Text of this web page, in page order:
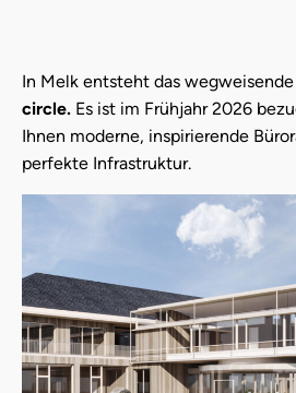
In Melk entsteht das
circle. Es ist im Frühjahr 2026
Ihnen moderne, inspirierende
perfekte Infrastruktur.